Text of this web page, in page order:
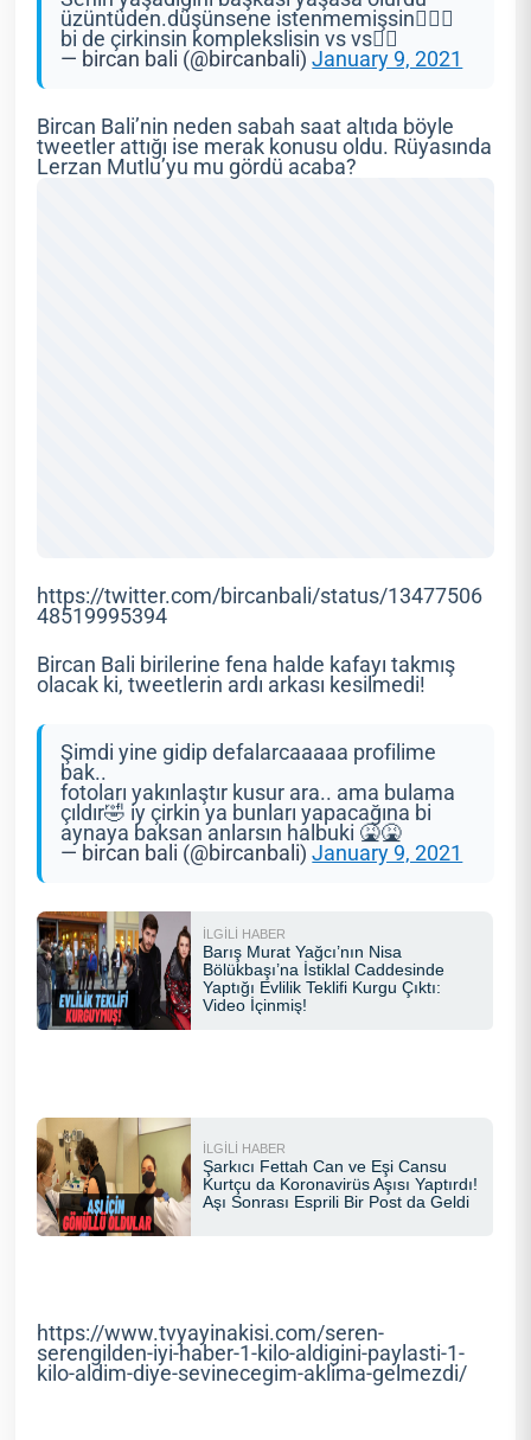
üzüntüden.düşünsene istenmemişsin🤦🏻‍♀️
bi de çirkinsin komplekslisin vs vs✋🏻
— bircan bali (@bircanbali)January 9, 2021
Bircan Bali’nin neden sabah saat altıda böyle
tweetler attığı ise merak konusu oldu. Rüyasında
Lerzan Mutlu’yu mu gördü acaba?
https://twitter.com/bircanbali/status/13477506
48519995394
Bircan Bali birilerine fena halde kafayı takmış
olacak ki, tweetlerin ardı arkası kesilmedi!
Şimdi yine gidip defalarcaaaaa profilime
bak..
fotoları yakınlaştır kusur ara.. ama bulama
çıldır🤣 iy çirkin ya bunları yapacağına bi
aynaya baksan anlarsın halbuki 🤮🤮
— bircan bali (@bircanbali)January 9, 2021
https://www.tvyayinakisi.com/seren-
serengilden-iyi-haber-1-kilo-aldigini-paylasti-1-
kilo-aldim-diye-sevinecegim-aklima-gelmezdi/